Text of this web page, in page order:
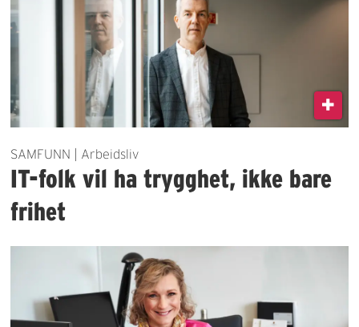
SAMFUNN | Arbeidsliv
IT-folk vil ha trygghet, ikke bare
frihet